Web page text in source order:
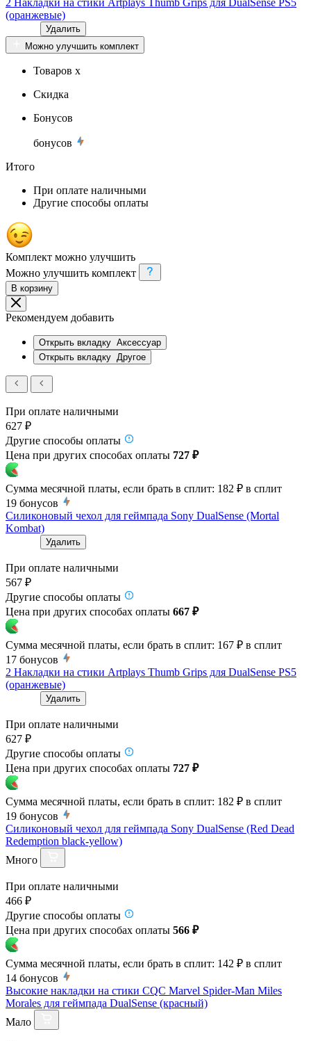
(оранжевые)
Удалить
Можно улучшить комплект
Товаров x
Скидка
Бонусов
бонусов
Итого
При оплате наличными
Другие способы оплаты
Комплект можно улучшить
Можно улучшить комплект
В корзину
Рекомендуем добавить
Открыть вкладку Аксессуар
Открыть вкладку Другое
При оплате наличными
627 ₽
Другие способы оплаты
Цена при других способах оплаты 727 ₽
Сумма месячной платы, если брать в сплит: 182 ₽ в сплит
19 бонусов
Силиконовый чехол для геймпада Sony DualSense (Mortal
Kombat)
Удалить
При оплате наличными
567 ₽
Другие способы оплаты
Цена при других способах оплаты 667 ₽
Сумма месячной платы, если брать в сплит: 167 ₽ в сплит
17 бонусов
2 Накладки на стики Artplays Thumb Grips для DualSense PS5
(оранжевые)
Удалить
При оплате наличными
627 ₽
Другие способы оплаты
Цена при других способах оплаты 727 ₽
Сумма месячной платы, если брать в сплит: 182 ₽ в сплит
19 бонусов
Силиконовый чехол для геймпада Sony DualSense (Red Dead
Redemption black-yellow)
Много
При оплате наличными
466 ₽
Другие способы оплаты
Цена при других способах оплаты 566 ₽
Сумма месячной платы, если брать в сплит: 142 ₽ в сплит
14 бонусов
Высокие накладки на стики CQC Marvel Spider-Man Miles
Morales для геймпада DualSense (красный)
Мало